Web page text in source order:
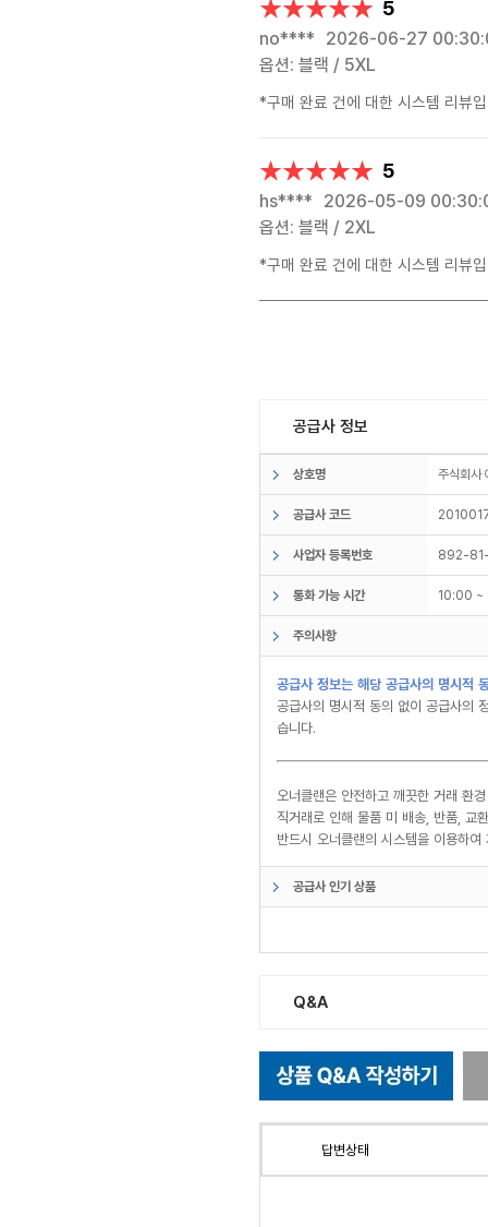
★★★★★
★★★★★ 5
no**** 2026-06-27
옵션: 블랙 / 5XL
*구매 완료 건에 대한 시스템 리뷰
★★★★★
★★★★★ 5
hs**** 2026-05-09
옵션: 블랙 / 2XL
*구매 완료 건에 대한 시스템 리뷰
공급사 정보
상호명 주식회
공급사 코드
사업자 등록번호 892-
통화 가능 시간 10:00
주의사항
공급사 정보는 해당 공급사의 명시적
공급사의 명시적 동의 없이 공급사의
습니다.
오너클랜은 안전하고 깨끗한 거래 환
직거래로 인해 물품 미 배송, 반품, 교
반드시 오너클랜의 시스템을 이용하
공급사 인기 상품
Q&A
답변상태